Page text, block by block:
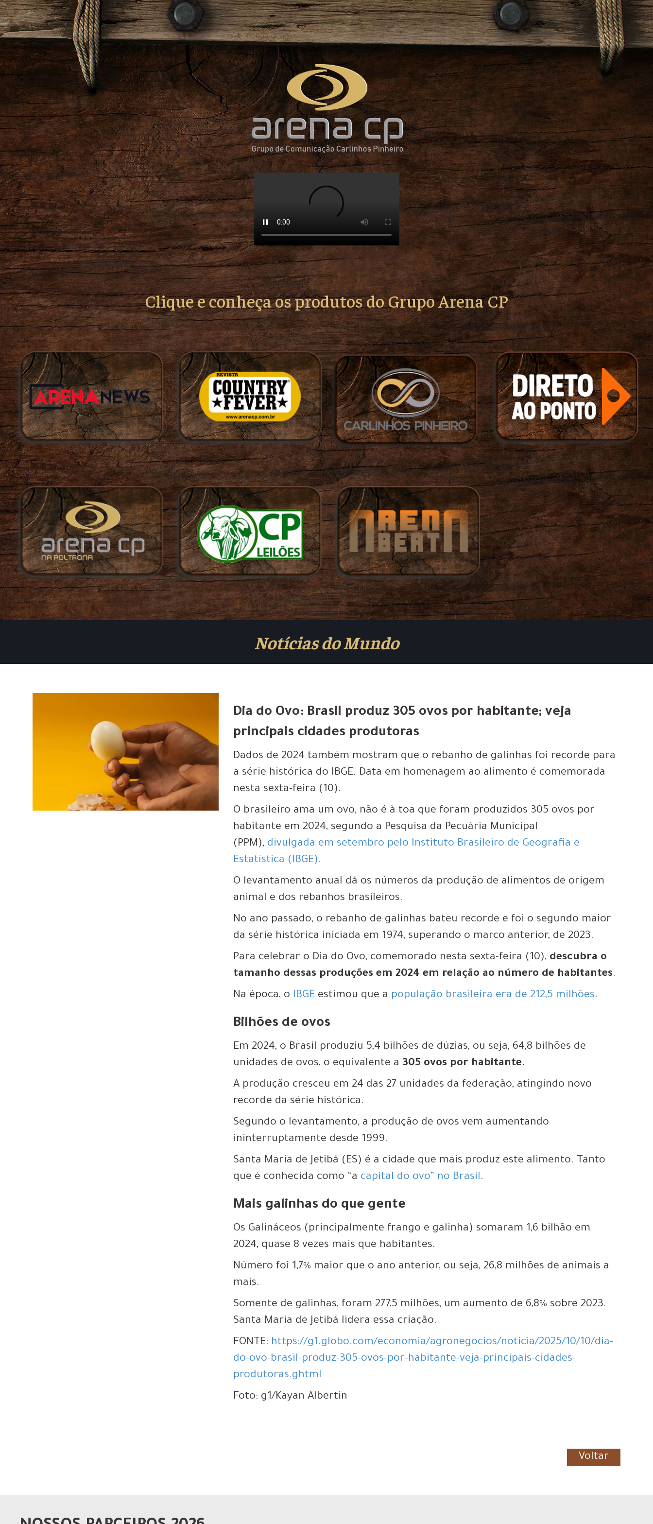
Clique e conheça os produtos do Grupo Arena CP
Notícias do Mundo
Dia do Ovo: Brasil produz 305 ovos por habitante; veja
principais cidades produtoras
Dados de 2024 também mostram que o rebanho de galinhas foi recorde para
a série histórica do IBGE. Data em homenagem ao alimento é comemorada
nesta sexta-feira (10).
O brasileiro ama um ovo, não é à toa que foram produzidos 305 ovos por
habitante em 2024, segundo a Pesquisa da Pecuária Municipal
(PPM), divulgada em setembro pelo Instituto Brasileiro de Geografia e
Estatística (IBGE).
O levantamento anual dá os números da produção de alimentos de origem
animal e dos rebanhos brasileiros.
No ano passado, o rebanho de galinhas bateu recorde e foi o segundo maior
da série histórica iniciada em 1974, superando o marco anterior, de 2023.
Para celebrar o Dia do Ovo, comemorado nesta sexta-feira (10), descubra o
tamanho dessas produções em 2024 em relação ao número de habitantes.
Na época, o IBGE estimou que a população brasileira era de 212,5 milhões.
​​Bilhões de ovos
Em 2024, o Brasil produziu 5,4 bilhões de dúzias, ou seja, 64,8 bilhões de
unidades de ovos, o equivalente a 305 ovos por habitante.
A produção cresceu em 24 das 27 unidades da federação, atingindo novo
recorde da série histórica.
Segundo o levantamento, a produção de ovos vem aumentando
ininterruptamente desde 1999.
Santa Maria de Jetibá (ES) é a cidade que mais produz este alimento. Tanto
que é conhecida como “a capital do ovo” no Brasil.
Mais galinhas do que gente
Os ​Galináceos (principalmente frango e galinha) somaram 1,6 bilhão em
2024, quase 8 vezes mais que habitantes.
Número foi 1,7% maior que o ano anterior, ou seja, 26,8 milhões de animais a
mais.
Somente de galinhas, foram 277,5 milhões, um aumento de 6,8% sobre 2023.
Santa Maria de Jetibá lidera essa criação.
FONTE: https://g1.globo.com/economia/agronegocios/noticia/2025/10/10/dia-
do-ovo-brasil-produz-305-ovos-por-habitante-veja-principais-cidades-
produtoras.ghtml
Foto: g1/Kayan Albertin
Voltar